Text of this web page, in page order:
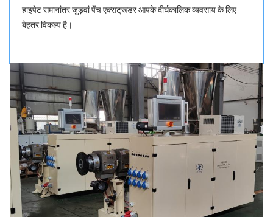
हाइपेट समानांतर जुड़वां पेंच एक्सट्रूडर आपके दीर्घकालिक व्यवसाय के लिए
बेहतर विकल्प है।